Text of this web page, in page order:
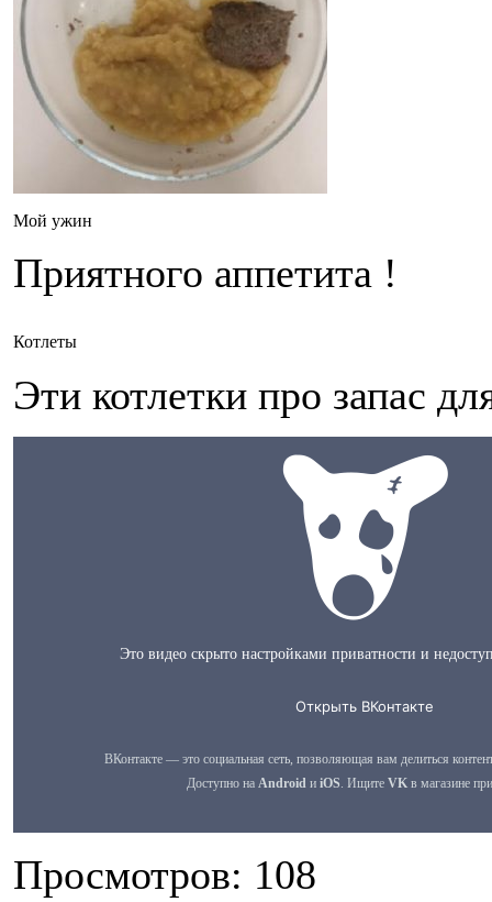
Мой ужин
Приятного аппетита !
Котлеты
Эти котлетки про запас
Просмотров: 108